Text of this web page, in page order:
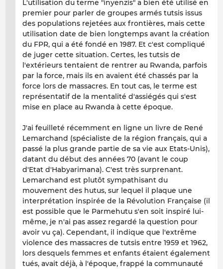
L'utilisation du terme "inyenzis" a bien été utilisé en
premier pour parler de groupes armés tutsis issus
des populations rejetées aux frontières, mais cette
utilisation date de bien longtemps avant la création
du FPR, qui a été fondé en 1987. Et c'est compliqué
de juger cette situation. Certes, les tutsis de
l'extérieurs tentaient de rentrer au Rwanda, parfois
par la force, mais ils en avaient été chassés par la
force lors de massacres. En tout cas, le terme est
représentatif de la mentalité d'assiégés qui s'est
mise en place au Rwanda à cette époque.
J'ai feuilleté récemment en ligne un livre de René
Lemarchand (spécialiste de la région français, qui a
passé la plus grande partie de sa vie aux Etats-Unis),
datant du début des années 70 (avant le coup
d'Etat d'Habyarimana). C'est très surprenant.
Lemarchand est plutôt sympathisant du
mouvement des hutus, sur lequel il plaque une
interprétation inspirée de la Révolution Française (il
est possible que le Parmehutu s'en soit inspiré lui-
même, je n'ai pas assez regardé la question pour
avoir vu ça). Cependant, il indique que l'extrême
violence des massacres de tutsis entre 1959 et 1962,
lors desquels femmes et enfants étaient également
tués, avait déjà, à l'époque, frappé la communauté